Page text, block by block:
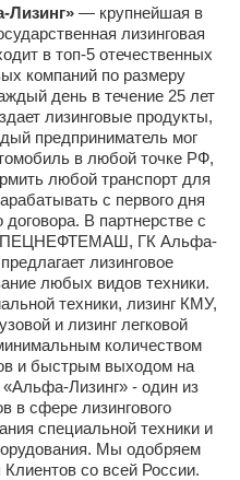
Лизинг» — крупнейшая в
лизинговая
в топ-5 отечественных
компаний по размеру
день в течение 25 лет
лизинговые продукты,
предприниматель мог
в любой точке РФ,
любой транспорт для
с первого дня
договора. В партнерстве с
ГК Альфа-
лизинговое
любых видов техники.
техники, лизинг КМУ,
и лизинг легковой
количеством
и быстрым выходом на
«Альфа-Лизинг» - один из
в сфере лизингового
специальной техники и
Мы одобряем
Клиентов со всей России.